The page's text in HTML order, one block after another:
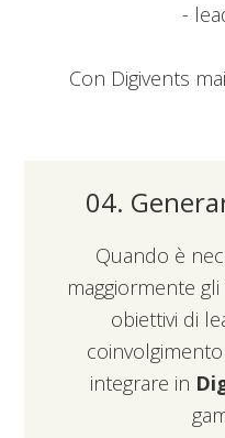
-
Con Digivents
04.
Quando è
maggiormente
obiettivi di
integrare in